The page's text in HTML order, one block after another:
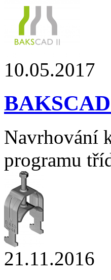
10.05.2017
Navrhování
programu
21.11.2016